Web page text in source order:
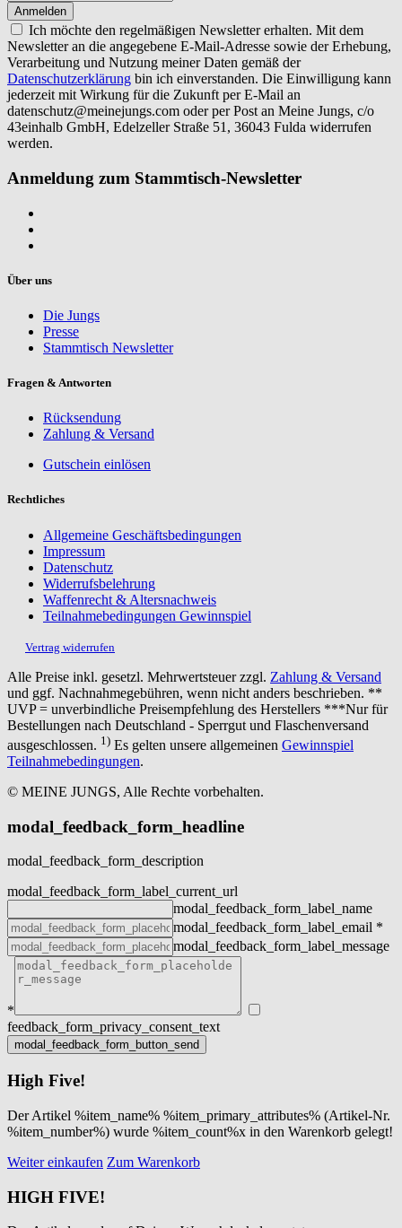
Ich möchte den regelmäßigen Newsletter erhalten. Mit dem
Newsletter an die angegebene E-Mail-Adresse sowie der Erhebung,
Verarbeitung und Nutzung meiner Daten gemäß der
Datenschutzerklärung bin ich einverstanden. Die Einwilligung kann
jederzeit mit Wirkung für die Zukunft per E-Mail an
datenschutz@meinejungs.com oder per Post an Meine Jungs, c/o
43einhalb GmbH, Edelzeller Straße 51, 36043 Fulda widerrufen
werden.
Anmeldung zum Stammtisch-Newsletter
Über uns
Die Jungs
Presse
Stammtisch Newsletter
Fragen & Antworten
Rücksendung
Zahlung & Versand
Gutschein einlösen
Rechtliches
Allgemeine Geschäftsbedingungen
Impressum
Datenschutz
Widerrufsbelehrung
Waffenrecht & Altersnachweis
Teilnahmebedingungen Gewinnspiel
Vertrag widerrufen
Alle Preise inkl. gesetzl. Mehrwertsteuer zzgl. Zahlung & Versand
und ggf. Nachnahmegebühren, wenn nicht anders beschrieben. **
UVP = unverbindliche Preisempfehlung des Herstellers ***Nur für
Bestellungen nach Deutschland - Sperrgut und Flaschenversand
ausgeschlossen. 1) Es gelten unsere allgemeinen Gewinnspiel
Teilnahmebedingungen.
© MEINE JUNGS, Alle Rechte vorbehalten.
modal_feedback_form_headline
modal_feedback_form_description
modal_feedback_form_label_current_url
modal_feedback_form_label_name
modal_feedback_form_label_email *
modal_feedback_form_label_message
*
feedback_form_privacy_consent_text
High Five!
Der Artikel %item_name% %item_primary_attributes% (Artikel-Nr.
%item_number%) wurde %item_count%x in den Warenkorb gelegt!
Weiter einkaufen Zum Warenkorb
HIGH FIVE!